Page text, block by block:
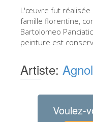
L'œuvre fut réalisée
famille florentine,
Bartolomeo
peinture est
Artiste:
Voulez-